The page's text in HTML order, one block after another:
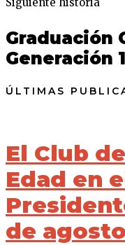
Graduación
Generación
ÚLTIMAS
El Club
Edad en
de